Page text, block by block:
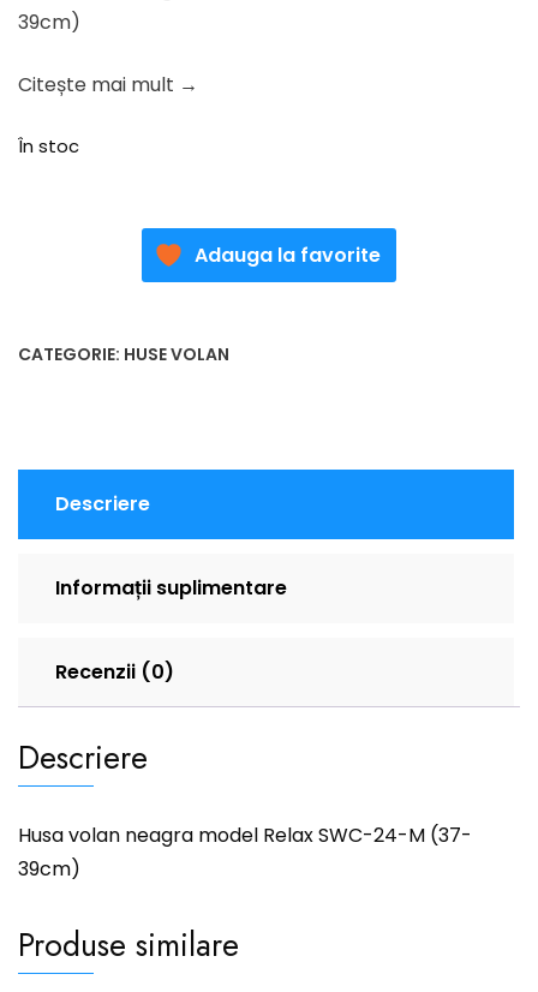
60.74 lei.
39cm)
Citește mai mult →
În stoc
Adauga la favorite
CATEGORIE: HUSE VOLAN
Descriere
Informații suplimentare
Recenzii (0)
Descriere
Husa volan neagra model Relax SWC-24-M (37-
39cm)
Produse similare